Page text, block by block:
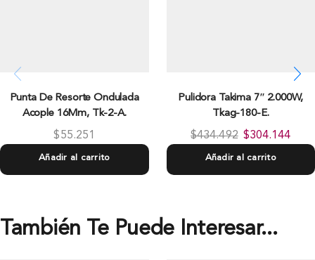
Punta De Resorte Ondulada
Acople 16Mm, Tk-2-A.
$55.251
Añadir al carrito
Pulidora Takima 7″ 2.000W,
Tkag-180-E.
$434.492 $304.144
Añadir al carrito
También Te Puede Interesar...